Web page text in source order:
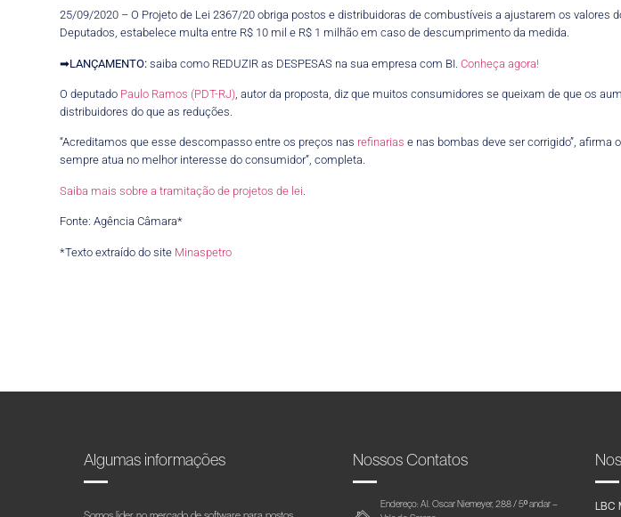
25/09/2020 – O Projeto de Lei 2367/20 obriga postos e distribuidoras de combustíveis a ajustarem os
Deputados, estabelece multa entre R$ 10 mil e R$ 1 milhão em caso de descumprimento da medida.
➡LANÇAMENTO:saiba como REDUZIR as DESPESAS na sua empresa com BI.Conheça agora!
O deputado Paulo Ramos (PDT-RJ) , autor da proposta, diz que muitos consumidores se queixam de que os
distribuidores do que as reduções.
“Acreditamos que esse descompasso entre os preços nas refinarias e nas bombas deve ser corrigido”, afirma
sempre atua no melhor interesse do consumidor”, completa.
Saiba mais sobre a tramitação de projetos de lei
Fonte: Agência Câmara*
*Texto extraído do site Minaspetro
Algumas informações Nossos Contatos
Endereço: Al. Oscar Niemeyer, 288 / 5º andar –
LBC